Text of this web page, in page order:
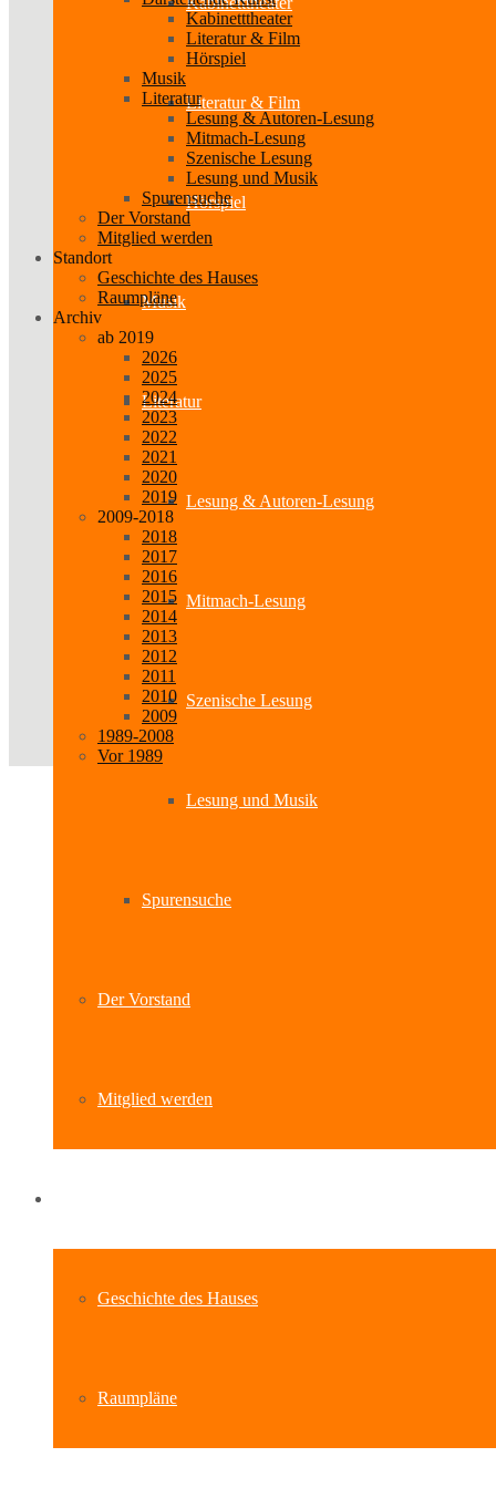
Literatur & Film
Hörspiel
Musik
Literatur
Lesung & Autoren-Lesung
Mitmach-Lesung
Szenische Lesung
Lesung und Musik
Spurensuche
Der Vorstand
Mitglied werden
Geschichte des Hauses
Raumpläne
Kabinetttheater
Literatur & Film
Hörspiel
Musik
Literatur
Lesung & Autoren-Lesung
Mitmach-Lesung
Szenische Lesung
Lesung und Musik
Spurensuche
Der Vorstand
Mitglied werden
Standort
Geschichte des Hauses
Raumpläne
Archiv
ab 2019
2026
2025
2024
2023
2022
2021
2020
2019
2009-2018
2018
2017
2016
2015
2014
2013
2012
2011
2010
2009
1989-2008
Vor 1989